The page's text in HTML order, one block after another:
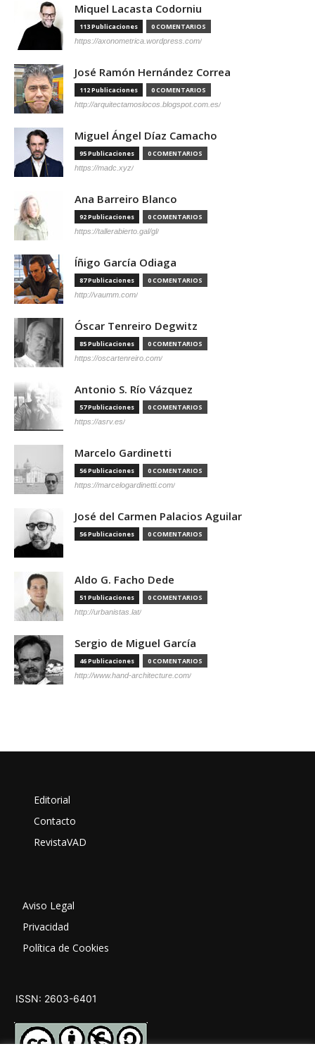
Miquel Lacasta Codorniu
113 Publicaciones 0 COMENTARIOS
https://axonometrica.wordpress.com/
José Ramón Hernández Correa
112 Publicaciones 0 COMENTARIOS
http://arquitectamoslocos.blogspot.com.es/
Miguel Ángel Díaz Camacho
95 Publicaciones 0 COMENTARIOS
https://madc.xyz/
Ana Barreiro Blanco
92 Publicaciones 0 COMENTARIOS
https://tallerabierto.gal/gl/
Íñigo García Odiaga
87 Publicaciones 0 COMENTARIOS
http://vaumm.com/
Óscar Tenreiro Degwitz
85 Publicaciones 0 COMENTARIOS
https://oscartenreiro.com/
Antonio S. Río Vázquez
57 Publicaciones 0 COMENTARIOS
https://asrv.es/
Marcelo Gardinetti
56 Publicaciones 0 COMENTARIOS
https://marcelogardinetti.com/
José del Carmen Palacios Aguilar
56 Publicaciones 0 COMENTARIOS
Aldo G. Facho Dede
51 Publicaciones 0 COMENTARIOS
http://urbanistas.lat/
Sergio de Miguel García
46 Publicaciones 0 COMENTARIOS
http://www.hand-architecture.com/
Editorial
Contacto
RevistaVAD
Aviso Legal
Privacidad
Política de Cookies
ISSN: 2603-6401